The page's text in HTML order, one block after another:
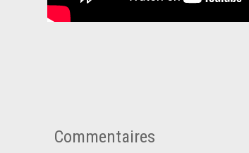
Commentaires